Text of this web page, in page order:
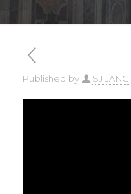
Published by SJ JANG